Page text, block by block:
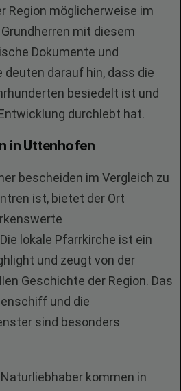
Region möglicherweise im
mit diesem
Dokumente und
deuten darauf hin, dass die
besiedelt ist und
durchlebt hat.
in Uttenhofen
bescheiden im Vergleich zu
ist, bietet der Ort
lokale Pfarrkirche ist ein
und zeugt von der
Geschichte der Region. Das
und die
sind besonders
kommen in